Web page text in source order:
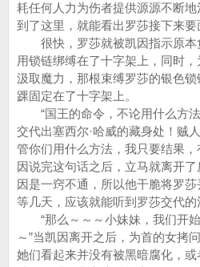
耗任何人力为伤者提供源源不断
到了这里，就能看出罗莎接下来要
很快，罗莎就被凯因指示原本
用锁链绑缚在了十字架上，同时
汲取魔力，那根束缚罗莎的银色
踝固定在了十字架上。
“国王的命令，不论用什么方法
交代出塞西尔·哈威的藏身处！贼
管你们用什么方法，我只要结果
因说完这句话之后，立马就离开
因是一窍不通，所以他干脆将罗
等几天，应该就能听到罗莎交代的
“那么～～～小妹妹，我们开始
～”当凯因离开之后，为首的女拷
她们看起来并没有被黑暗腐化，